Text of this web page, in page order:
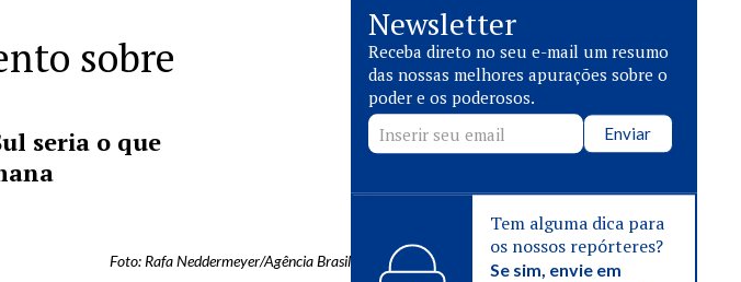
sobre
seria o que
Foto: Rafa Neddermeyer/Agência Brasil
Newsletter
Receba direto no seu e-mail um resumo
das nossas melhores apurações sobre o
poder e os poderosos.
Enviar
Tem alguma dica para
os nossos repórteres?
Se sim, envie em